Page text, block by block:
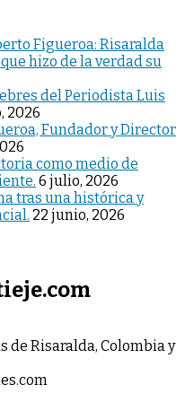
Figueroa: Risaralda
hizo de la verdad su
del Periodista Luis
2026
Fundador y Director
como medio de
6 julio, 2026
tras una histórica y
22 junio, 2026
de Risaralda, Colombia y